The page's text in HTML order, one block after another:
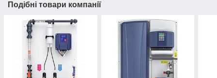
Подібні товари компанії